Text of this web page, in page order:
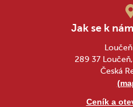
Jak se k
289 37
Česká
Ceník a